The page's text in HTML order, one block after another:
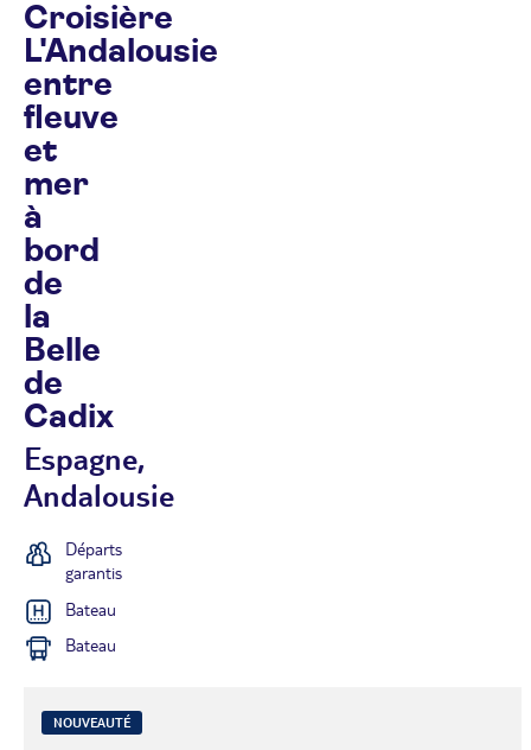
Croisière
L'Andalousie
entre
fleuve
et
mer
à
bord
de
la
Belle
de
Cadix
Espagne,
Andalousie
Départs
garantis
Bateau
Bateau
NOUVEAUTÉ